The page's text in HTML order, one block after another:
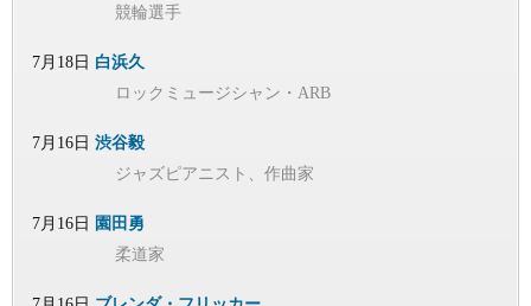
競輪選手
7月18日 白浜久
ロックミュージシャン・ARB
7月16日 渋谷毅
ジャズピアニスト、作曲家
7月16日 園田勇
柔道家